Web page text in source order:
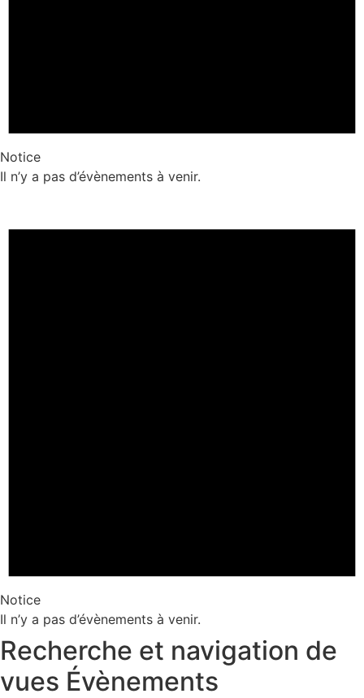
Notice
Il n’y a pas d’évènements à venir.
Notice
Il n’y a pas d’évènements à venir.
Recherche et navigation de
vues Évènements